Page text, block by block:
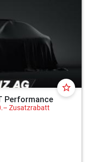
star_border
Performance
Zusatzrabatt